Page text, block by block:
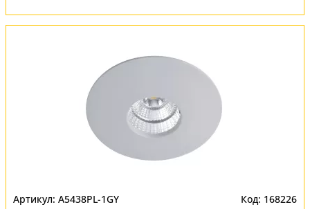
A5438PL-1GY 168226